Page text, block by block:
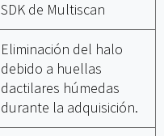
SDK de Multiscan
Eliminación del halo
debido a huellas
dactilares húmedas
durante la adquisición.